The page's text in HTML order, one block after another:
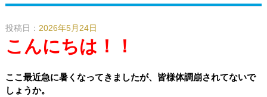
投稿日： 2026年5月24日
こんにちは！！
ここ最近急に暑くなってきましたが、皆様体調崩されてないで
しょうか。